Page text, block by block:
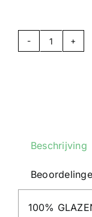
100%
Havana
soft
gold
mirror
Beschrijving
100%